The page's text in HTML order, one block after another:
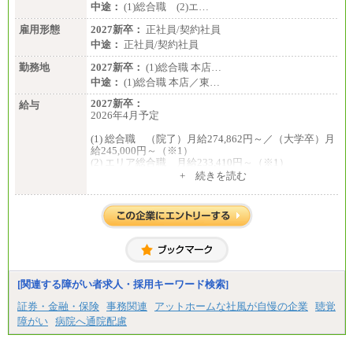
中途： (1)総合職 (2)エ…
雇用形態
2027新卒： 正社員/契約社員
中途： 正社員/契約社員
勤務地
2027新卒： (1)総合職 本店…
中途： (1)総合職 本店／東…
給与
2027新卒：
2026年4月予定
(1) 総合職 （院了）月給274,862円～／（大学卒）月
給245,000円～（※1）
(2) エリア総合職 月給233,410円～（※1）
(3) アシスタントスタッフ 日給9,800円～12,500円
※１ 試用期間６か月（試用期間中も給与に変更
はございません）
※２ 勤務地により異なります
（1) 総合職 （院了）月給274,862円～／（大学卒）
月給245,000円～（※1）
(2) エリア総合職 月給233,410円～（※1）
(3) アシスタントスタッフ 日給9,800円～12,500円
（※2）
※１ 試用期間６か月（試用期間中も給与に変更
なし）
※２ 勤務地により異なる
+ 続きを読む
[関連する障がい者求人・採用キーワード検索]
証券・金融・保険 事務関連 アットホームな社風が自慢の企業
聴覚
障がい 病院へ通院配慮